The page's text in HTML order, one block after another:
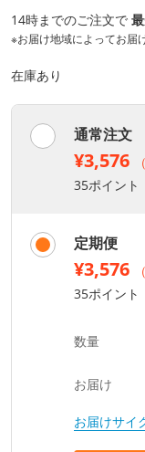
14時までのご注文で
※お届け地域によってお届
在庫あり
通常注文
¥3,576
35ポイント
定期便
¥3,576
35ポイント
数量
お届け
お届けサイ